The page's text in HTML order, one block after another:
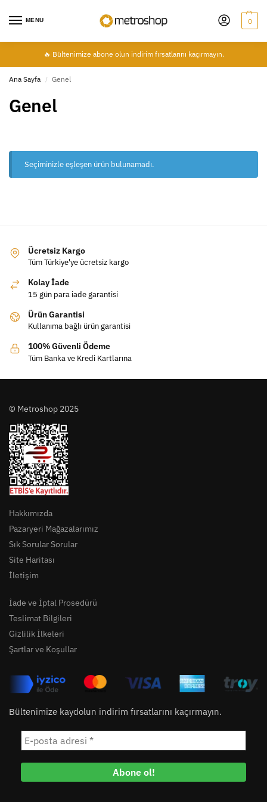
MENU 0
🔥 Bültenimize abone olun indirim fırsatlarını kaçırmayın.
Ana Sayfa / Genel
Genel
Seçiminizle eşleşen ürün bulunamadı.
Ücretsiz Kargo
Tüm Türkiye'ye ücretsiz kargo
Kolay İade
15 gün para iade garantisi
Ürün Garantisi
Kullanıma bağlı ürün garantisi
100% Güvenli Ödeme
Tüm Banka ve Kredi Kartlarına
© Metroshop 2025
Hakkımızda
Pazaryeri Mağazalarımız
Sık Sorular Sorular
Site Haritası
İletişim
İade ve İptal Prosedürü
Teslimat Bilgileri
Gizlilik İlkeleri
Şartlar ve Koşullar
Bültenimize kaydolun indirim fırsatlarını kaçırmayın.